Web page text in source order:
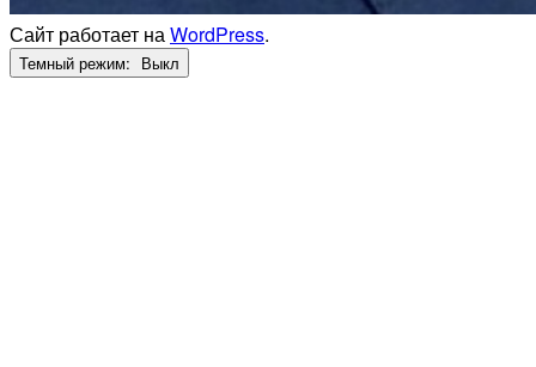
Сайт работает наWordPress.
Темный режим: